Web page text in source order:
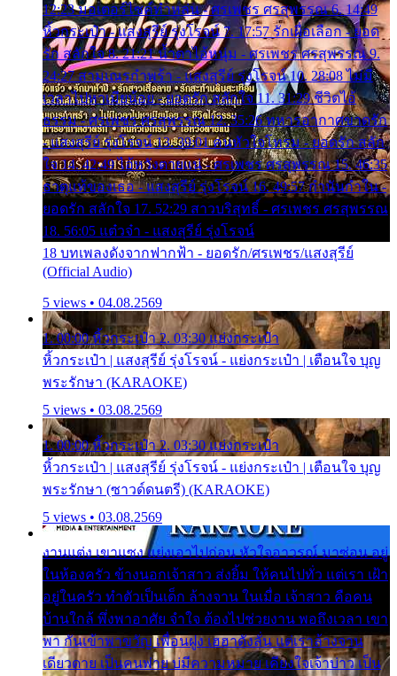
12:23 มอเตอร์ไซค์ทำหล่น - ศรเพชร ศรสุพรรณ 6. 14:49
หิ้วกระเป๋า - แสงสุรีย์ รุ่งโรจน์ 7. 17:57 รักเผื่อเลือก - ยอด
รัก สลักใจ 8. 21:21 น้ำตาไอ้หนุ่ม - ศรเพชร ศรสุพรรณ 9.
24:27 สามเณรกำพร้า - แสงสุรีย์ รุ่งโรจน์ 10. 28:08 ไม่มี
เวลาไปหาเมียน้อย - ยอดรัก สลักใจ 11. 31:29 ชีวิตไอ้
ธรรม - ศรเพชร ศรสุพรรณ 12. 35:26 ทหารอากาศขาดรัก
- แสงสุรีย์ รุ่งโรจน์ 13. 39:01 คนหัวใจโทรม - ยอดรัก สลัก
ใจ 14. 42:49 ไอ้หวังตายแน่ - ศรเพชร ศรสุพรรณ 15. 46:35
ธาตุแท้ของเธอ - แสงสุรีย์ รุ่งโรจน์ 16. 49:57 กำนันกำใน -
ยอดรัก สลักใจ 17. 52:29 สาวบริสุทธิ์ - ศรเพชร ศรสุพรรณ
18. 56:05 แต๋วจ๋า - แสงสุรีย์ รุ่งโรจน์
18 บทเพลงดังจากฟากฟ้า - ยอดรัก/ศรเพชร/แสงสุรีย์
(Official Audio)
5 views • 04.08.2569
1. 00:00 หิ้วกระเป๋า 2. 03:30 แย่งกระเป๋า
หิ้วกระเป๋า | แสงสุรีย์ รุ่งโรจน์ - แย่งกระเป๋า | เตือนใจ บุญ
พระรักษา (KARAOKE)
5 views • 03.08.2569
1. 00:00 หิ้วกระเป๋า 2. 03:30 แย่งกระเป๋า
หิ้วกระเป๋า | แสงสุรีย์ รุ่งโรจน์ - แย่งกระเป๋า | เตือนใจ บุญ
พระรักษา (ซาวด์ดนตรี) (KARAOKE)
5 views • 03.08.2569
งานแต่ง เขาแซง แย่งเอาไปก่อน หัวใจอาวรณ์ มาซ่อน อยู่
ในห้องครัว ข้างนอกเจ้าสาว ส่งยิ้ม ให้คนไปทั่ว แต่เรา เฝ้า
อยู่ในครัว ทำตัวเป็นเด็ก ล้างจาน ในเมื่อ เจ้าสาว คือคน
บ้านใกล้ พึ่งพาอาศัย จำใจ ต้องไปช่วยงาน พอถึงเวลา เขา
พา กันเข้าพาขวัญ เพื่อนฝูง เฮฮาดังลั่น แต่เราล้างจาน
เดียวดาย เป็นคนพ่าย บ่มีความหมาย เคียงใจเจ้าบ่าว เป็น